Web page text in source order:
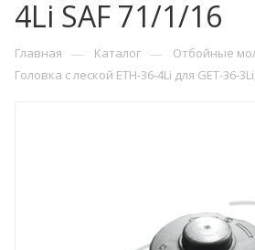
4Li SAF 71/1/16
Главная — Каталог — Отбойные
Головка с леской ETH-36-4Li для GET-36-